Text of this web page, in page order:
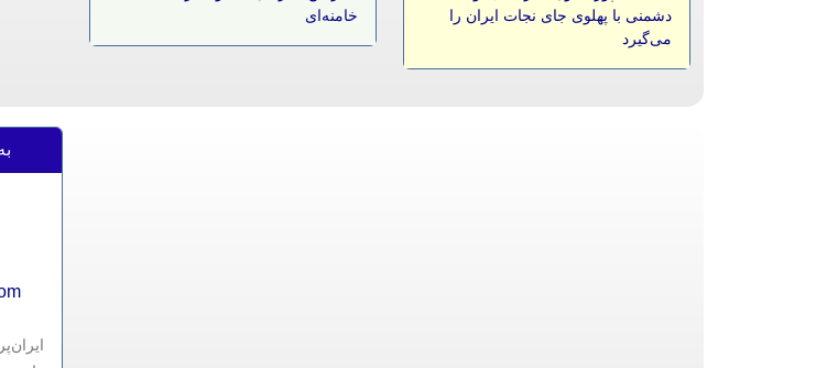
دشمنی با پهلوی جای نجات ایران را
می‌گیرد
خامنه‌ای